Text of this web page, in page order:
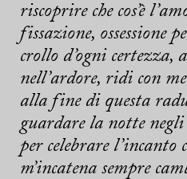
riscoprire che cos’è
fissazione, ossessione
crollo d’ogni certezza,
nell’ardore, ridi con
alla fine di questa
guardare la notte
per celebrare l’incanto
m’incatena sempre